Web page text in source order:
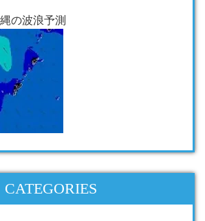
の波浪予測
CATEGORIES